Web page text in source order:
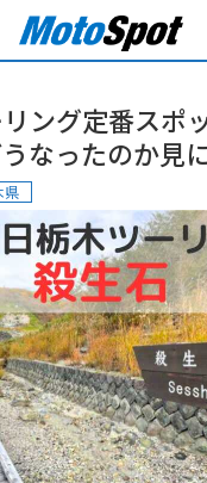
ング定番スポ
なったのか見
県